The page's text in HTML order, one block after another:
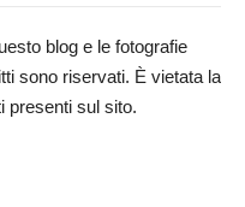
blog e le fotografie
sono riservati. È vietata la
presenti sul sito.